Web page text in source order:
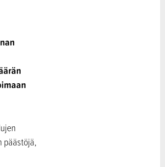
päästöjä,